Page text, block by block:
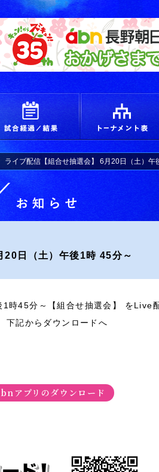
ろ！青春 つかめ甲子園
試合経過＆結果
ライブ配信【組合せ抽選会】 6月20日（土）午
20日（土）午後1時 45分～
時45分～【組合せ抽選会】 をLive
下記からダウンロードへ
アプリのダウンロード